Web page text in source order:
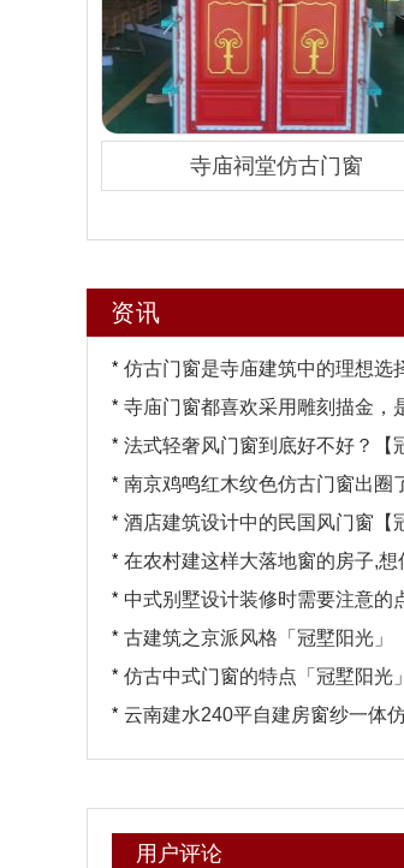
寺庙祠堂仿古门窗
资讯
*
*
*
*
*
*
*
* 古建筑之京派风格「冠墅阳光」
* 仿古中式门窗的特点「冠墅阳光」
*
用户评论